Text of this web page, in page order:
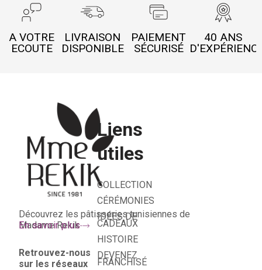
A VOTRE
ECOUTE
LIVRAISON
DISPONIBLE
PAIEMENT
SÉCURISÉ
40 ANS
Découvrez les pâtisseries tunisiennes de
Madame Rekik
En savoir plus
Retrouvez-nous
sur les réseaux
Liens
utiles
COLLECTION
CÉRÉMONIES
IDÉES DE
CADEAUX
HISTOIRE
DEVENEZ
FRANCHISÉ